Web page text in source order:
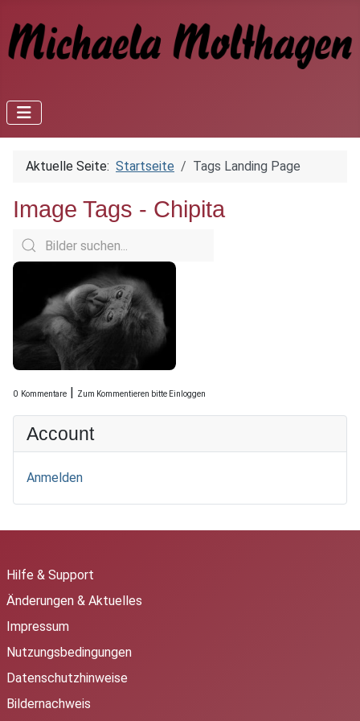
Aktuelle Seite: Startseite Tags Landing Page
Image Tags - Chipita
0 Kommentare | Zum Kommentieren bitte Einloggen
Account
Anmelden
Hilfe & Support
Änderungen & Aktuelles
Impressum
Nutzungsbedingungen
Datenschutzhinweise
Bildernachweis